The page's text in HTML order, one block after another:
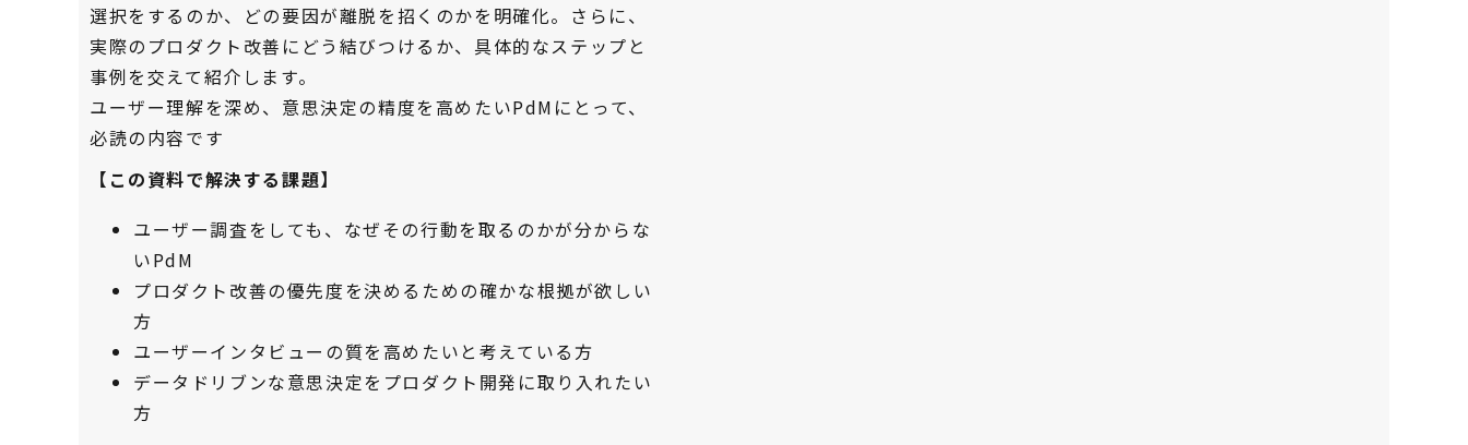
選択をするのか、どの要因が離脱を招くのかを明確化。さらに、
実際のプロダクト改善にどう結びつけるか、具体的なステップと
事例を交えて紹介します。
ユーザー理解を深め、意思決定の精度を高めたいPdMにとって、
必読の内容です
【この資料で解決する課題】
ユーザー調査をしても、なぜその行動を取るのかが分からな
いPdM
プロダクト改善の優先度を決めるための確かな根拠が欲しい
方
ユーザーインタビューの質を高めたいと考えている方
データドリブンな意思決定をプロダクト開発に取り入れたい
方